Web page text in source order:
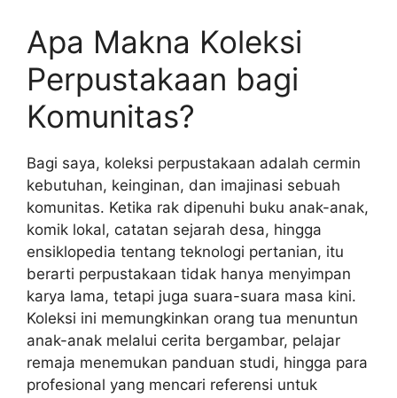
Apa Makna Koleksi
Perpustakaan bagi
Komunitas?
Bagi saya, koleksi perpustakaan adalah cermin
kebutuhan, keinginan, dan imajinasi sebuah
komunitas. Ketika rak dipenuhi buku anak-anak,
komik lokal, catatan sejarah desa, hingga
ensiklopedia tentang teknologi pertanian, itu
berarti perpustakaan tidak hanya menyimpan
karya lama, tetapi juga suara-suara masa kini.
Koleksi ini memungkinkan orang tua menuntun
anak-anak melalui cerita bergambar, pelajar
remaja menemukan panduan studi, hingga para
profesional yang mencari referensi untuk